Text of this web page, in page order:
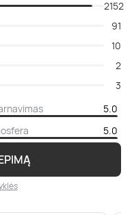
2152
91
10
2
3
5.0
5.0